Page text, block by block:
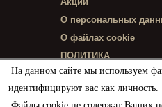
На данном сайте мы используем
идентифицируют вас как
О персональных
О файлах cookie
ПОЛИТИКА